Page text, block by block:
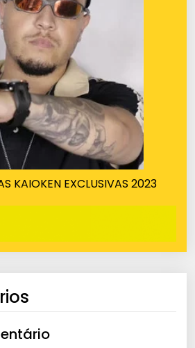
KAIOKEN EXCLUSIVAS 2023